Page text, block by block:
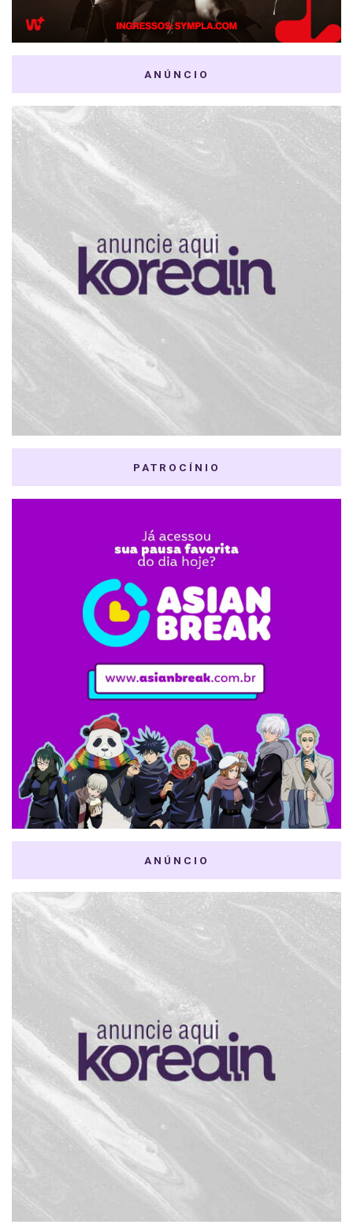
ANÚNCIO
PATROCÍNIO
ANÚNCIO